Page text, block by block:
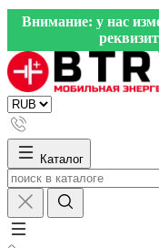
Внимание: у нас
Каталог